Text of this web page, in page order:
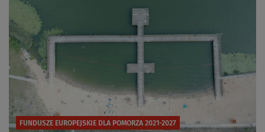
FUNDUSZE EUROPEJSKIE DLA POMORZA 2021-2027